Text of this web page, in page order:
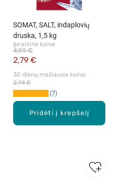
Pridėti į krepšelį
SOMAT, SALT, indaplovių
druska, 1,5 kg
Įprastinė kaina
2,79 €
4,99 €
30 dienų mažiausia kaina:
2,74 €
7